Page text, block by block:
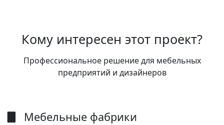
Кому интересен этот проект?
Профессиональное решение для мебельных
предприятий и дизайнеров
Мебельные фабрики